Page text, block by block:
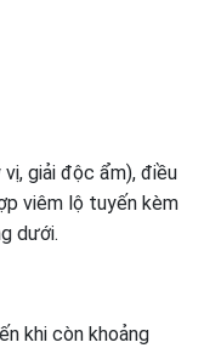
giải độc ẩm), điều
viêm lộ tuyến kèm
dưới.
khi còn khoảng